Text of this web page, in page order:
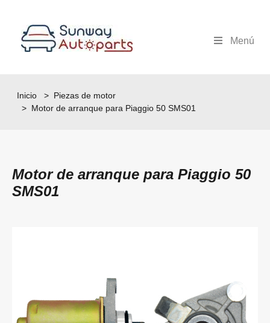
Menú
Inicio >Piezas de motor
> Motor de arranque para Piaggio 50 SMS01
Motor de arranque para Piaggio 50
SMS01